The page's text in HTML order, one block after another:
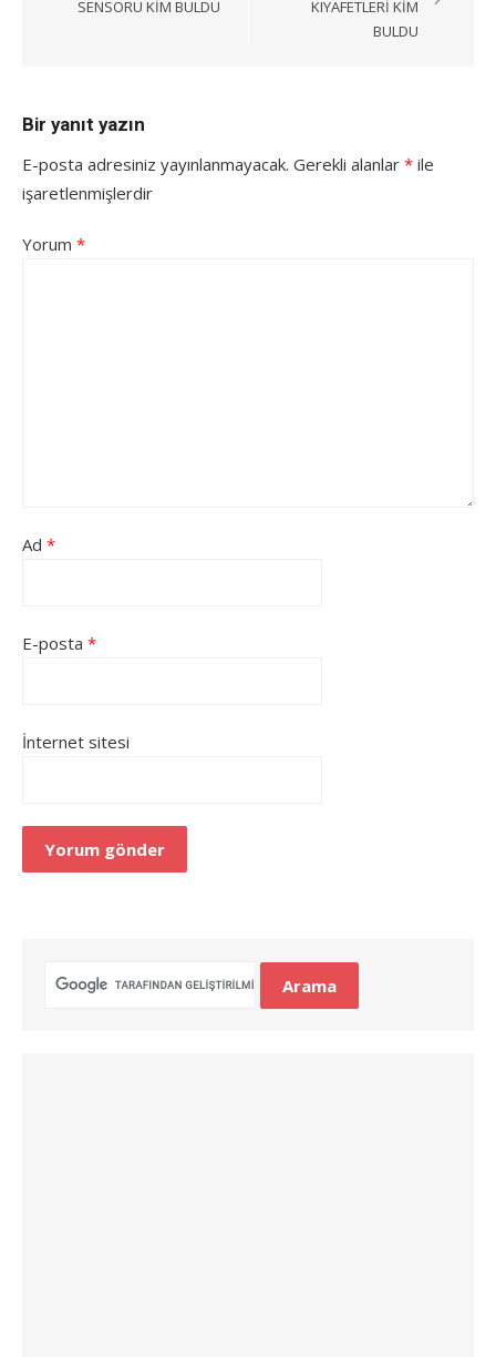
SENSÖRÜ KIM BULDU
KIYAFETLERI KIM
BULDU
Bir yanıt yazın
E-posta adresiniz yayınlanmayacak. Gerekli alanlar * ile
işaretlenmişlerdir
Yorum *
Ad *
E-posta *
İnternet sitesi